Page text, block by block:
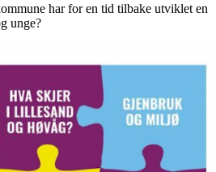
har for en tid tilbake utviklet en
unge?